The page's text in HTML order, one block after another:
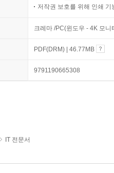
저작권 보호를 위해 인쇄 기
크레마 /PC(윈도우 - 4K 모
PDF(DRM) | 46.77MB
9791190665308
IT 전문서